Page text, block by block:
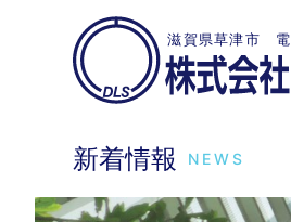
滋賀県草津市 電
新着情報 NEWS